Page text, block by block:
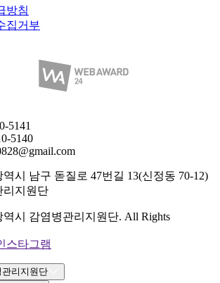
방침
집거부
5141
5140
역시 남구 돋질로 47번길 13(신정동 70-12)
리지원단
시 감염병관리지원단. All Rights
스타그램
리지원단